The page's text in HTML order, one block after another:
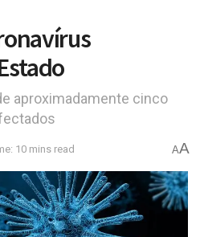
aproximadamente cinco
10 mins read AA